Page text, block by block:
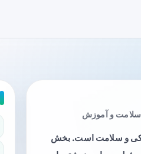
سلامت و آموزش
و سلامت است. بخش